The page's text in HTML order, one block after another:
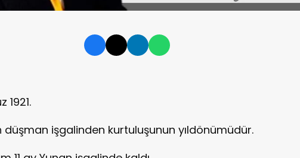
1921.
düşman işgalinden kurtuluşunun yıldönümüdür.